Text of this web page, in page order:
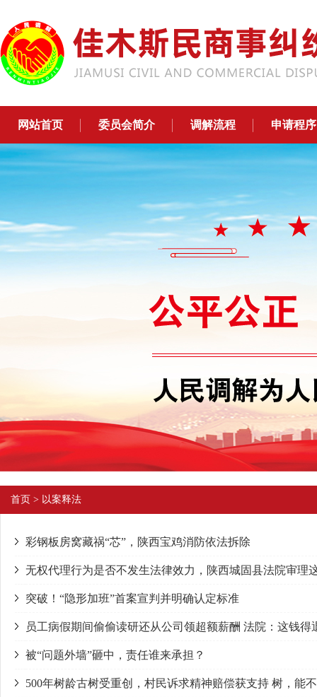
网站首页 委员会简介 调解流程 申请程序
首页 > 以案释法
彩钢板房窝藏祸“芯”，陕西宝鸡消防依法拆除
无权代理行为是否不发生法律效力，陕西城固县法院审理
突破！“隐形加班”首案宣判并明确认定标准
员工病假期间偷偷读研还从公司领超额薪酬 法院：这钱得
被“问题外墙”砸中，责任谁来承担？
500年树龄古树受重创，村民诉求精神赔偿获支持 树，能